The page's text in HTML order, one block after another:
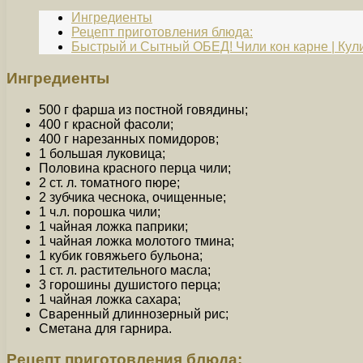
Ингредиенты
Рецепт приготовления блюда:
Быстрый и Сытный ОБЕД! Чили кон карне |
Ингредиенты
500 г фарша из постной говядины;
400 г красной фасоли;
400 г нарезанных помидоров;
1 большая луковица;
Половина красного перца чили;
2 ст. л. томатного пюре;
2 зубчика чеснока, очищенные;
1 ч.л. порошка чили;
1 чайная ложка паприки;
1 чайная ложка молотого тмина;
1 кубик говяжьего бульона;
1 ст. л. растительного масла;
3 горошины душистого перца;
1 чайная ложка сахара;
Сваренный длиннозерный рис;
Сметана для гарнира.